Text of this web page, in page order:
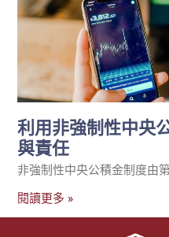
利用非強制性中央
與責任
非強制性中央公積金制度由
閱讀更多 »